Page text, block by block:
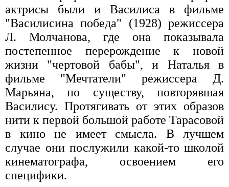
актрисы были и Василиса в фильме
"Василисина победа" (1928) режиссера
Л. Молчанова, где она показывала
постепенное перерождение к новой
жизни "чертовой бабы", и Наталья в
фильме "Мечтатели" режиссера Д.
Марьяна, по существу, повторявшая
Василису. Протягивать от этих образов
нити к первой большой работе Тарасовой
в кино не имеет смысла. В лучшем
случае они послужили какой-то школой
кинематографа, освоением его
специфики.